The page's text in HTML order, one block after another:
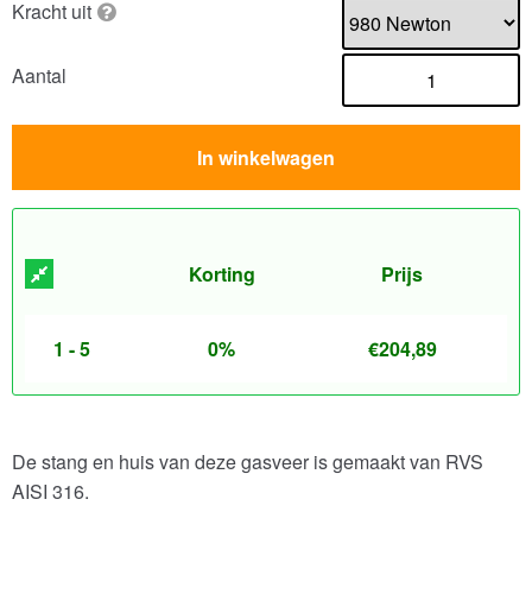
Kracht uit
Aantal
In winkelwagen
Korting Prijs
1 - 5 0% €204,89
De stang en huis van deze gasveer is gemaakt van RVS
AISI 316.